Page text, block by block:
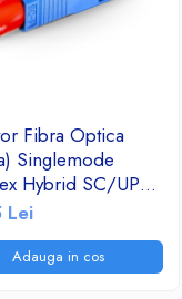
Fibra Optica
Singlemode
Hybrid SC/UPC
UPC Mama
Lei
Adauga in cos